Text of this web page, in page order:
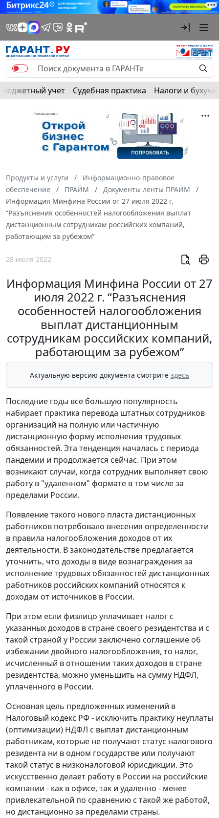
Бюджетный учет Судебная практика Налоги и
Продукты и услуги
Информационно-правовое
обеспечение
ПРАЙМ
Документы ленты ПРАЙМ
Информация Минфина России от 27 июля 2022 г.
“Разъяснения особенностей налогообложения выплат
дистанционным сотрудникам российских компаний,
работающим за рубежом”
28 июля 2022
Информация Минфина России от 27
июля 2022 г. “Разъяснения
особенностей налогообложения
выплат дистанционным
сотрудникам российских компаний,
работающим за рубежом”
Актуальную версию документа смотрите здесь
Последние годы все большую популярность
набирает практика перевода штатных сотрудников
организаций на полную или частичную
дистанционную форму исполнения трудовых
обязанностей. Эта тенденция началась с периода
пандемии и продолжается сейчас. При этом
возникают случаи, когда сотрудник выполняет свою
работу в "удаленном" формате в том числе за
пределами России.
Появление такого нового пласта дистанционных
работников потребовало внесения определенности
в правила налогообложения доходов от их
деятельности. В законодательстве предлагается
уточнить, что доходы в виде вознаграждения за
исполнение трудовых обязанностей дистанционных
работников российских компаний относятся к
доходам от источников в России.
При этом если физлицо уплачивает налог с
указанных доходов в стране своего резидентства и с
такой страной у России заключено соглашение об
избежании двойного налогообложения, то налог,
исчисленный в отношении таких доходов в стране
резидентства, можно уменьшить на сумму НДФЛ,
уплаченного в России.
Основная цель предложенных изменений в
Налоговый кодекс РФ - исключить практику неуплаты
(оптимизации) НДФЛ с выплат дистанционным
работникам, которые не получают статус налогового
резидента ни в одном государстве или получают
такой статус в низконалоговой юрисдикции. Это
искусственно делает работу в России на российские
компании - как в офисе, так и удаленно - менее
привлекательной по сравнению с такой же работой,
но дистанционно за пределами страны.